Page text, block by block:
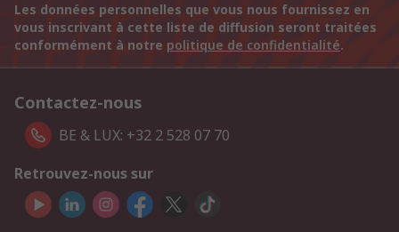
Les données personnelles que vous nous fournissez en
vous inscrivant à cette liste de diffusion seront traitées
conformément à notre politique de confidentialité.
Contactez-nous
BE & LUX: +32 2 528 07 70
Retrouvez-nous sur